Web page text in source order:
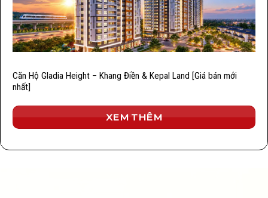
Căn Hộ Gladia Height – Khang Điền & Kepal Land [Giá bán mới
nhất]
XEM THÊM